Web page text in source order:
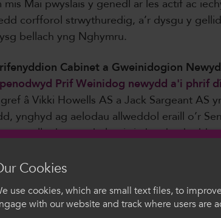
mis Mai pwyslais y genedl ar les actif ac
corfforol strwythuredig, a’r dysgu y
bellach yng Nghymru.
Cabinet a Gweinidogion
penodwyd Prif Weinidog newydd a'i phrif
â Vikki Howells AS a Jack Sargeant AS
ynghyd ag aelodau allweddol eraill o’r
hwn yn helpu i sicrhau bod
i drafodaethau polisi a blaenoriaethau
ColegauCymru
a Chinio . Daeth y digwyddiad ag
ar gyfer y degawd nesaf a
Cookies
use cookies, which are small text files, to
with our website and track where users are